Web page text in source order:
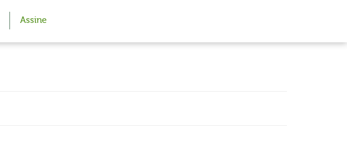
Assine